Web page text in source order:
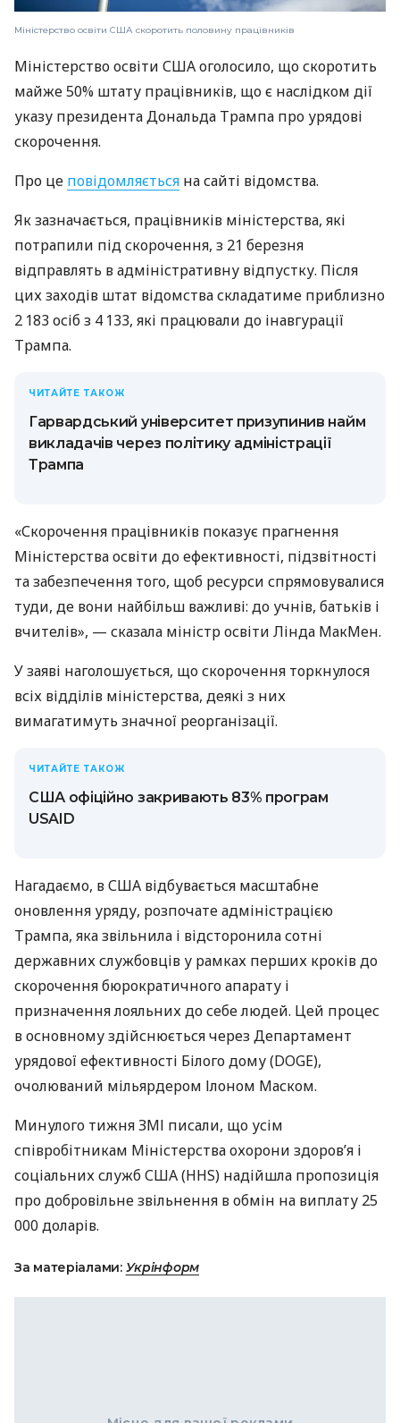
Міністерство освіти США скоротить половину працівників
Міністерство освіти США оголосило, що скоротить
майже 50% штату працівників, що є наслідком дії
указу президента Дональда Трампа про урядові
скорочення.
Про це повідомляється на сайті відомства.
Як зазначається, працівників міністерства, які
потрапили під скорочення, з 21 березня
відправлять в адміністративну відпустку. Після
цих заходів штат відомства складатиме приблизно
2 183 осіб з 4 133, які працювали до інавгурації
Трампа.
ЧИТАЙТЕ ТАКОЖ
Гарвардський університет призупинив найм
викладачів через політику адміністрації
Трампа
«Скорочення працівників показує прагнення
Міністерства освіти до ефективності, підзвітності
та забезпечення того, щоб ресурси спрямовувалися
туди, де вони найбільш важливі: до учнів, батьків і
вчителів», — сказала міністр освіти Лінда МакМен.
У заяві наголошується, що скорочення торкнулося
всіх відділів міністерства, деякі з них
вимагатимуть значної реорганізації.
ЧИТАЙТЕ ТАКОЖ
США офіційно закривають 83% програм
USAID
Нагадаємо, в США відбувається масштабне
оновлення уряду, розпочате адміністрацією
Трампа, яка звільнила і відсторонила сотні
державних службовців у рамках перших кроків до
скорочення бюрократичного апарату і
призначення лояльних до себе людей. Цей процес
в основному здійснюється через Департамент
урядової ефективності Білого дому (DOGE),
очолюваний мільярдером Ілоном Маском.
Минулого тижня ЗМІ писали, що усім
співробітникам Міністерства охорони здоров’я і
соціальних служб США (HHS) надійшла пропозиція
про добровільне звільнення в обмін на виплату 25
000 доларів.
За матеріалами: Укрінформ